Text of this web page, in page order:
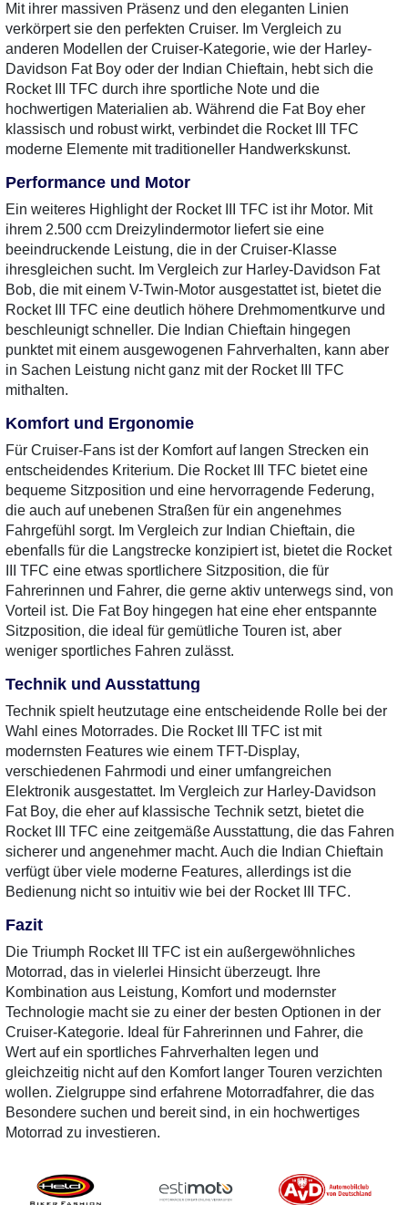
Mit ihrer massiven Präsenz und den eleganten Linien
verkörpert sie den perfekten Cruiser. Im Vergleich zu
anderen Modellen der Cruiser-Kategorie, wie der Harley-
Davidson Fat Boy oder der Indian Chieftain, hebt sich die
Rocket III TFC durch ihre sportliche Note und die
hochwertigen Materialien ab. Während die Fat Boy eher
klassisch und robust wirkt, verbindet die Rocket III TFC
moderne Elemente mit traditioneller Handwerkskunst.
Performance und Motor
Ein weiteres Highlight der Rocket III TFC ist ihr Motor. Mit
ihrem 2.500 ccm Dreizylindermotor liefert sie eine
beeindruckende Leistung, die in der Cruiser-Klasse
ihresgleichen sucht. Im Vergleich zur Harley-Davidson Fat
Bob, die mit einem V-Twin-Motor ausgestattet ist, bietet die
Rocket III TFC eine deutlich höhere Drehmomentkurve und
beschleunigt schneller. Die Indian Chieftain hingegen
punktet mit einem ausgewogenen Fahrverhalten, kann aber
in Sachen Leistung nicht ganz mit der Rocket III TFC
mithalten.
Komfort und Ergonomie
Für Cruiser-Fans ist der Komfort auf langen Strecken ein
entscheidendes Kriterium. Die Rocket III TFC bietet eine
bequeme Sitzposition und eine hervorragende Federung,
die auch auf unebenen Straßen für ein angenehmes
Fahrgefühl sorgt. Im Vergleich zur Indian Chieftain, die
ebenfalls für die Langstrecke konzipiert ist, bietet die Rocket
III TFC eine etwas sportlichere Sitzposition, die für
Fahrerinnen und Fahrer, die gerne aktiv unterwegs sind, von
Vorteil ist. Die Fat Boy hingegen hat eine eher entspannte
Sitzposition, die ideal für gemütliche Touren ist, aber
weniger sportliches Fahren zulässt.
Technik und Ausstattung
Technik spielt heutzutage eine entscheidende Rolle bei der
Wahl eines Motorrades. Die Rocket III TFC ist mit
modernsten Features wie einem TFT-Display,
verschiedenen Fahrmodi und einer umfangreichen
Elektronik ausgestattet. Im Vergleich zur Harley-Davidson
Fat Boy, die eher auf klassische Technik setzt, bietet die
Rocket III TFC eine zeitgemäße Ausstattung, die das Fahren
sicherer und angenehmer macht. Auch die Indian Chieftain
verfügt über viele moderne Features, allerdings ist die
Bedienung nicht so intuitiv wie bei der Rocket III TFC.
Fazit
Die Triumph Rocket III TFC ist ein außergewöhnliches
Motorrad, das in vielerlei Hinsicht überzeugt. Ihre
Kombination aus Leistung, Komfort und modernster
Technologie macht sie zu einer der besten Optionen in der
Cruiser-Kategorie. Ideal für Fahrerinnen und Fahrer, die
Wert auf ein sportliches Fahrverhalten legen und
gleichzeitig nicht auf den Komfort langer Touren verzichten
wollen. Zielgruppe sind erfahrene Motorradfahrer, die das
Besondere suchen und bereit sind, in ein hochwertiges
Motorrad zu investieren.